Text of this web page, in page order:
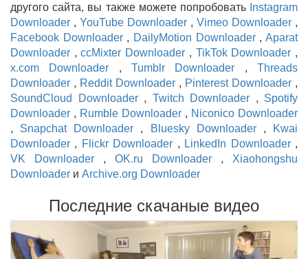
другого сайта, вы также можете попробовать Instagram
Downloader , YouTube Downloader , Vimeo Downloader ,
Facebook Downloader, DailyMotion Downloader,Aparat
Downloader ,ccMixter Downloader , TikTok Downloader ,
x.com Downloader ,Tumblr Downloader ,Threads
Downloader , Reddit Downloader , Pinterest Downloader ,
SoundCloud Downloader, Twitch Downloader , Spotify
Downloader , Rumble Downloader , Niconico Downloader
, Snapchat Downloader , Bluesky Downloader,
Kwai
Downloader , Flickr Downloader , LinkedIn Downloader,
VK Downloader , OK.ru Downloader , Xiaohongshu
Downloader и Archive.org Downloader
Последние скачаные видео